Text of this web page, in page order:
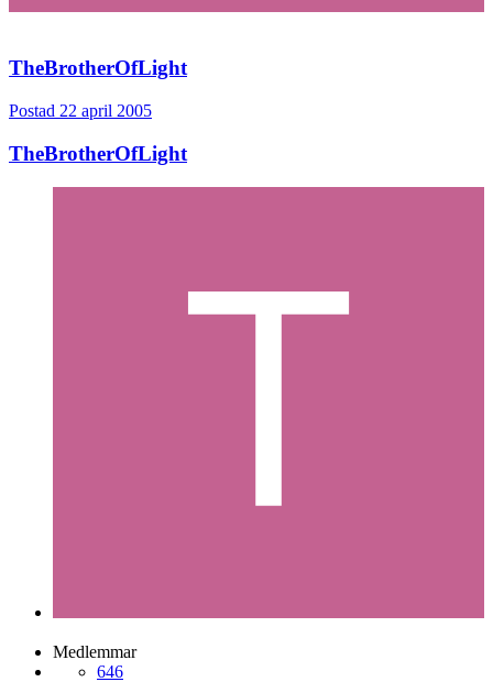
TheBrotherOfLight
Postad 22 april 2005
TheBrotherOfLight
Medlemmar
646